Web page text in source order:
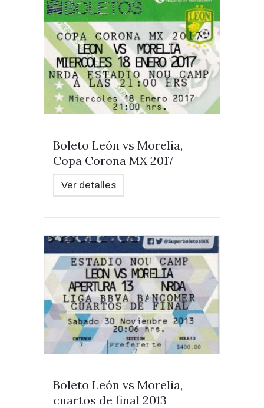
Boleto León vs Morelia,
Copa Corona MX 2017
Ver detalles
Boleto León vs Morelia,
cuartos de final 2013